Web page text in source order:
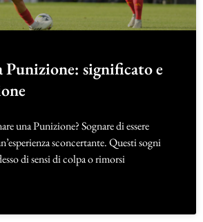
Punizione: significato e
una Punizione? Sognare di essere
sconcertante. Questi sogni
di sensi di colpa o rimorsi